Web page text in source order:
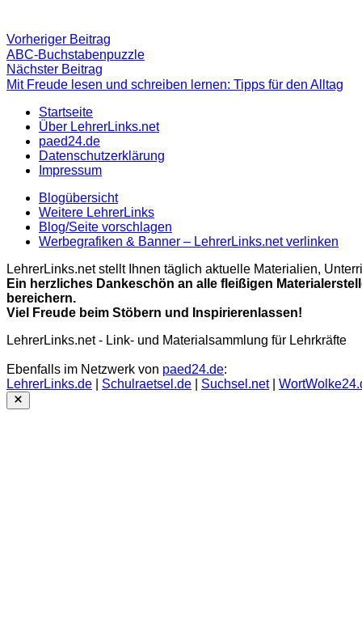
Beitragsnavigation
Vorheriger Beitrag
Beitrag:
ABC-Buchstabenpuzzle
Nächster Beitrag
Beitrag
Mit Freude lesen und schreiben lernen: Tipps für den Alltag
Startseite
Über LehrerLinks.net
paed24.de
Datenschutzerklärung
Impressum
Blogübersicht
Weitere LehrerLinks
Blog/Seite vorschlagen
Werbegrafiken & Banner – LehrerLinks.net verlinken
LehrerLinks.net stellt Ihnen täglich aktuelle Materialien,
Ein herzliches Dankeschön an alle fleißigen
bereichern.
Viel Freude beim Stöbern und Inspirierenlassen!
LehrerLinks.net - Link- und Materialsammlung für Lehrkräfte
Ebenfalls im Netzwerk von paed24.de:
LehrerLinks.de
Schulraetsel.de Suchsel.net|
Close